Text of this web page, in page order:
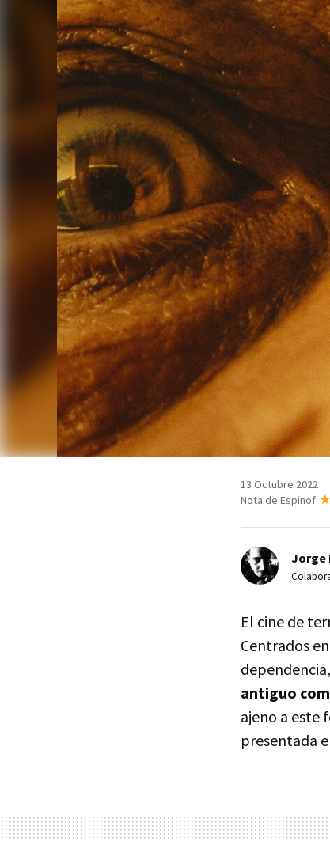
13 Octubre 2022
Nota de Espinof
Jorge
El cine de
Centrados
antiguo
ajeno a este
presentada